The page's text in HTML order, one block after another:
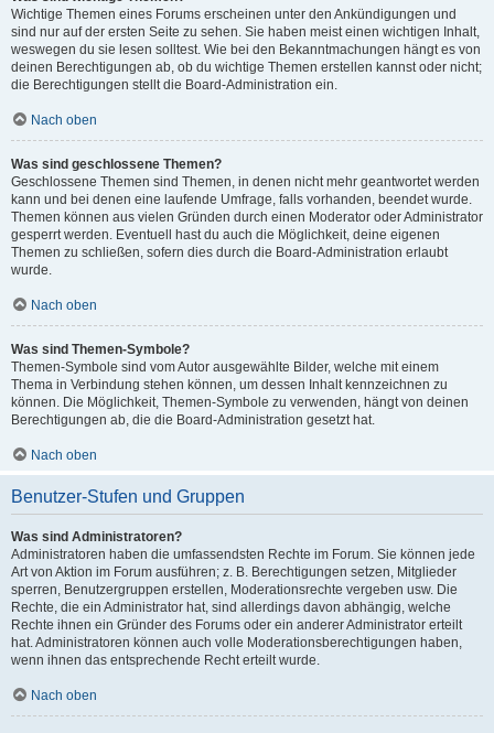
Wichtige Themen eines Forums erscheinen unter den Ankündigungen und
sind nur auf der ersten Seite zu sehen. Sie haben meist einen wichtigen Inhalt,
weswegen du sie lesen solltest. Wie bei den Bekanntmachungen hängt es von
deinen Berechtigungen ab, ob du wichtige Themen erstellen kannst oder nicht;
die Berechtigungen stellt die Board-Administration ein.
Nach oben
Was sind geschlossene Themen?
Geschlossene Themen sind Themen, in denen nicht mehr geantwortet werden
kann und bei denen eine laufende Umfrage, falls vorhanden, beendet wurde.
Themen können aus vielen Gründen durch einen Moderator oder Administrator
gesperrt werden. Eventuell hast du auch die Möglichkeit, deine eigenen
Themen zu schließen, sofern dies durch die Board-Administration erlaubt
wurde.
Nach oben
Was sind Themen-Symbole?
Themen-Symbole sind vom Autor ausgewählte Bilder, welche mit einem
Thema in Verbindung stehen können, um dessen Inhalt kennzeichnen zu
können. Die Möglichkeit, Themen-Symbole zu verwenden, hängt von deinen
Berechtigungen ab, die die Board-Administration gesetzt hat.
Nach oben
Benutzer-Stufen und Gruppen
Was sind Administratoren?
Administratoren haben die umfassendsten Rechte im Forum. Sie können jede
Art von Aktion im Forum ausführen; z. B. Berechtigungen setzen, Mitglieder
sperren, Benutzergruppen erstellen, Moderationsrechte vergeben usw. Die
Rechte, die ein Administrator hat, sind allerdings davon abhängig, welche
Rechte ihnen ein Gründer des Forums oder ein anderer Administrator erteilt
hat. Administratoren können auch volle Moderationsberechtigungen haben,
wenn ihnen das entsprechende Recht erteilt wurde.
Nach oben